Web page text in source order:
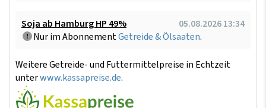
Soja ab Hamburg HP 49%
05.08.2026 13:34
Nur im AbonnementGetreide & Ölsaaten.
Weitere Getreide- und Futtermittelpreise in Echtzeit
unterwww.kassapreise.de.